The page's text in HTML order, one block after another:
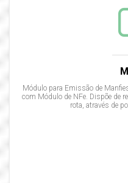
Módulo para Emissão de
com Módulo de NFe. Dispõe de
rota, através de